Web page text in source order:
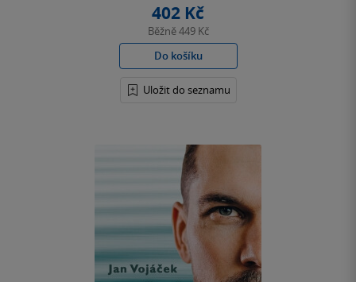
402 Kč
Běžně449 Kč
Do košíku
Uložit do seznamu